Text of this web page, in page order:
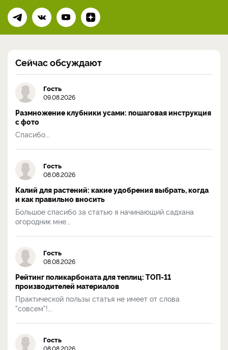
Сейчас обсуждают
Гость
09.08.2026
Размножение клубники усами: пошаговая инструкция
с фото
Спасибо...
Гость
08.08.2026
Калий для растений: какие удобрения выбрать, когда
и как правильно вносить
Большое спасибо за статью я начинающий садхана
огородник мне...
Гость
08.08.2026
Рейтинг поликарбоната для теплиц: ТОП-11
производителей материалов
Практической пользы статья не имеет от слова
"совсем"!...
Гость
08.08.2026